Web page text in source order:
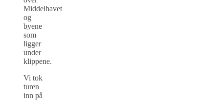
Middelhavet
og
byene
som
ligger
under
klippene.
Vi tok
turen
inn på